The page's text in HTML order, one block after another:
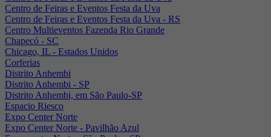
Centro de Feiras e Eventos Festa da Uva
Centro de Feiras e Eventos Festa da Uva - RS
Centro Multieventos Fazenda Rio Grande
Chapecó - SC
Chicago, IL - Estados Unidos
Corferias
Distrito Anhembi
Distrito Anhembi - SP
Distrito Anhembi, em São Paulo-SP
Espacio Riesco
Expo Center Norte
Expo Center Norte - Pavilhão Azul